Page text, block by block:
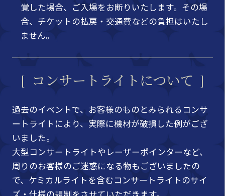
覚した場合、ご入場をお断りいたします。その場
合、チケットの払戻・交通費などの負担はいたし
ません。
コンサートライトについて
過去のイベントで、お客様のものとみられるコンサ
ートライトにより、実際に機材が破損した例がござ
いました。
大型コンサートライトやレーザーポインターなど、
周りのお客様のご迷惑になる物もございましたの
で、ケミカルライトを含むコンサートライトのサイ